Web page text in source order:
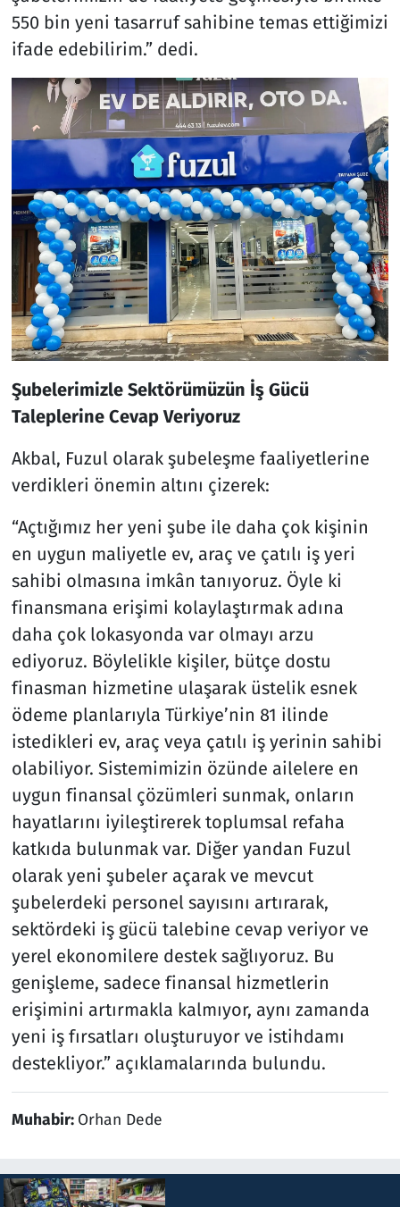
550 bin yeni tasarruf sahibine temas ettiğimizi
ifade edebilirim.” dedi.
Şubelerimizle Sektörümüzün İş Gücü
Taleplerine Cevap Veriyoruz
Akbal, Fuzul olarak şubeleşme faaliyetlerine
verdikleri önemin altını çizerek:
“Açtığımız her yeni şube ile daha çok kişinin
en uygun maliyetle ev, araç ve çatılı iş yeri
sahibi olmasına imkân tanıyoruz. Öyle ki
finansmana erişimi kolaylaştırmak adına
daha çok lokasyonda var olmayı arzu
ediyoruz. Böylelikle kişiler, bütçe dostu
finasman hizmetine ulaşarak üstelik esnek
ödeme planlarıyla Türkiye’nin 81 ilinde
istedikleri ev, araç veya çatılı iş yerinin sahibi
olabiliyor. Sistemimizin özünde ailelere en
uygun finansal çözümleri sunmak, onların
hayatlarını iyileştirerek toplumsal refaha
katkıda bulunmak var. Diğer yandan Fuzul
olarak yeni şubeler açarak ve mevcut
şubelerdeki personel sayısını artırarak,
sektördeki iş gücü talebine cevap veriyor ve
yerel ekonomilere destek sağlıyoruz. Bu
genişleme, sadece finansal hizmetlerin
erişimini artırmakla kalmıyor, aynı zamanda
yeni iş fırsatları oluşturuyor ve istihdamı
destekliyor.” açıklamalarında bulundu.
Muhabir: Orhan Dede